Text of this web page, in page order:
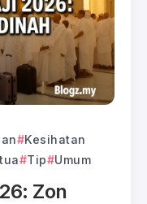
Kesihatan
Tip Umum
Zon